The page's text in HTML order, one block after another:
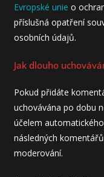
Evropské unie o
příslušná opatření
osobních údajů.
Jak dlouho
Pokud přidáte
uchovávána po dobu
účelem
následných
moderování.